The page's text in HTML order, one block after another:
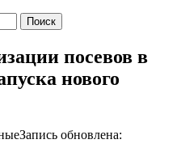
посевов в
нового
Запись обновлена: